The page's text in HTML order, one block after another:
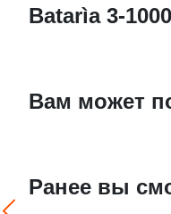
Batarìa 3-1000
Вам может
Ранее вы